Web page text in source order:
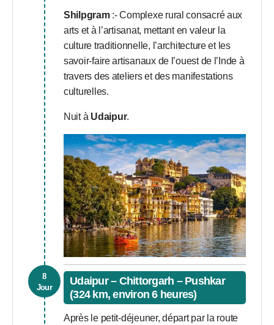
Shilpgram:- Complexe rural consacré aux
arts et à l’artisanat, mettant en valeur la
culture traditionnelle, l’architecture et les
savoir-faire artisanaux de l’ouest de l’Inde à
travers des ateliers et des manifestations
culturelles.
Nuit à Udaipur.
8
Jour
Udaipur – Chittorgarh – Pushkar
(324 km, environ 6 heures)
Après le petit-déjeuner, départ par la route